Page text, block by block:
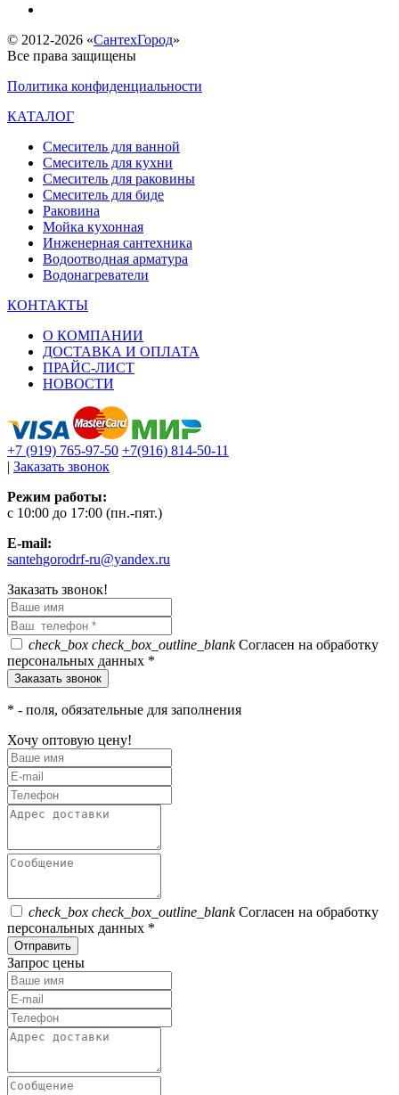
© 2012-2026 «СантехГород»
Все права защищены
Политика конфиденциальности
КАТАЛОГ
Смеситель для ванной
Смеситель для кухни
Смеситель для раковины
Смеситель для биде
Раковина
Мойка кухонная
Инженерная сантехника
Водоотводная арматура
Водонагреватели
КОНТАКТЫ
О КОМПАНИИ
ДОСТАВКА И ОПЛАТА
ПРАЙС-ЛИСТ
НОВОСТИ
+7 (919) 765-97-50 +7(916) 814-50-11
| Заказать звонок
Режим работы:
c 10:00 до 17:00 (пн.-пят.)
E-mail:
santehgorodrf-ru@yandex.ru
Заказать звонок!
check_box check_box_outline_blankСогласен на обработку
персональных данных *
* - поля, обязательные для заполнения
Хочу оптовую цену!
check_box check_box_outline_blankСогласен на обработку
персональных данных *
Отправить
Запрос цены